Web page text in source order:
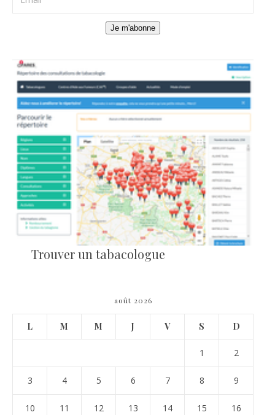
Je m'abonne
Trouver un tabacologue
août 2026
L M M J V S D
1 2
3 4 5 6 7 8 9
10 11 12 13 14 15 16